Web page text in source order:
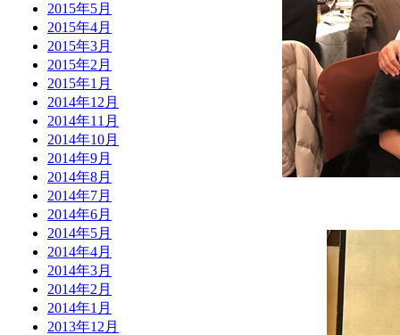
2015年5月
2015年4月
2015年3月
2015年2月
2015年1月
2014年12月
2014年11月
2014年10月
2014年9月
2014年8月
2014年7月
2014年6月
2014年5月
2014年4月
2014年3月
2014年2月
2014年1月
2013年12月